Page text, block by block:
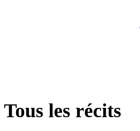
Tous les récits